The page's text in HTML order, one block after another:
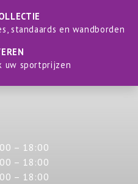
standaards en wandborden
uw sportprijzen
– 18:00
– 18:00
– 18:00